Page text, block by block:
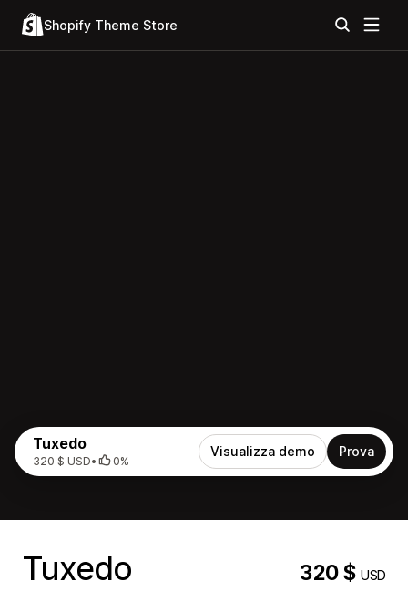
Shopify Theme Store
Tuxedo
320 $ USD• 0%
Visualizza demo Prova
Tuxedo 320 $USD